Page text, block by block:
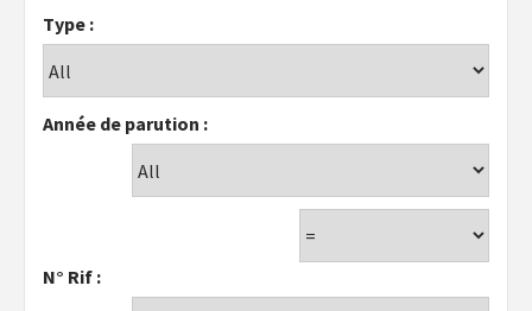
Type :
Année de parution :
N° Rif :